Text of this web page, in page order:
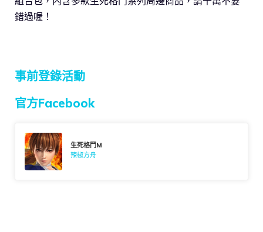
錯過喔！
事前登錄活動
官方Facebook
生死格鬥M
辣椒方舟